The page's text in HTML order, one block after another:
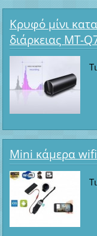
Κρυφό μίνι
διάρκειας MT-
Mini κάμερα